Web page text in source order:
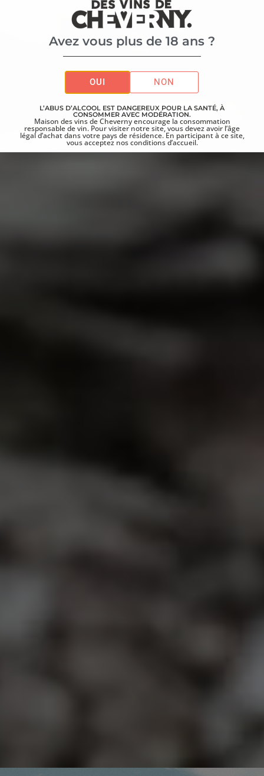
Avez vous plus de 18 ans ?
OUI NON
L’ABUS D’ALCOOL EST DANGEREUX POUR LA SANTÉ, À
CONSOMMER AVEC MODÉRATION.
Maison des vins de Cheverny encourage la consommation
responsable de vin. Pour visiter notre site, vous devez avoir l’âge
légal d’achat dans votre pays de résidence. En participant à ce site,
vous acceptez nos conditions d’accueil.